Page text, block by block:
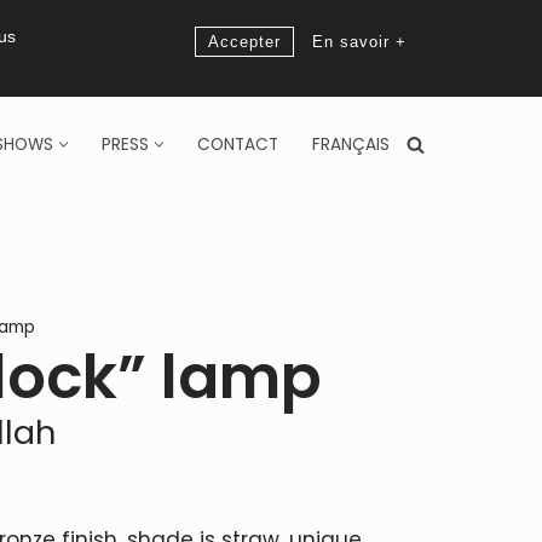
Accepter En savoir +
PRESS CONTACT FRANÇAIS
lamp